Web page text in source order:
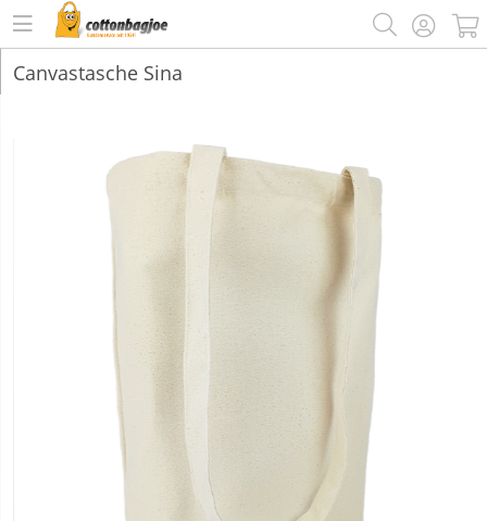
Canvastasche Sina